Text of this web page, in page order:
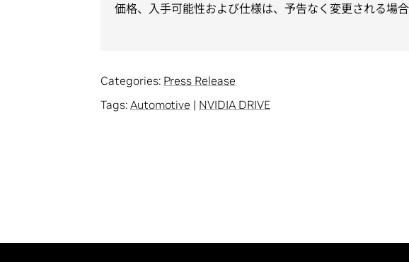
価格、入手可能性および仕様は、予告なく変更される場合
Categories: Press Release
Tags: Automotive | NVIDIA DRIVE